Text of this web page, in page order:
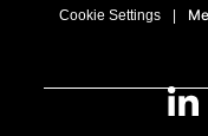
Cookie Settings